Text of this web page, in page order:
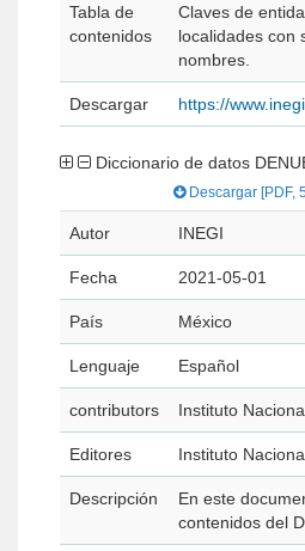
Tabla de
contenidos
Claves de
localidades con
nombres.
Descargar https://
Diccionario de datos
Descargar [PDF,
Autor INEGI
Fecha 2021-05-01
País México
Lenguaje Español
contributors Instituto
Editores Instituto
Descripción
En este
contenidos del